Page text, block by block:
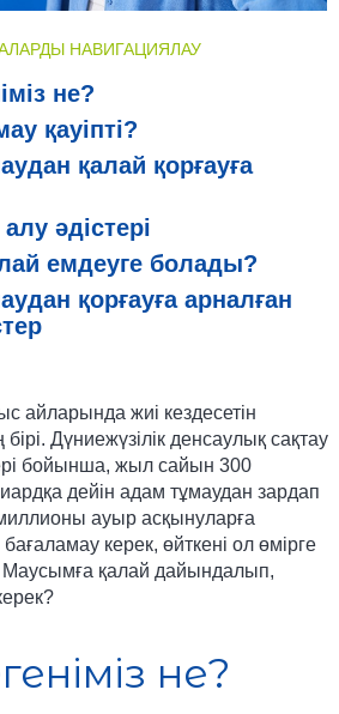
айларында жиі кездесетін
Дүниежүзілік денсаулық сақтау
бойынша, жыл сайын 300
дейін адам тұмаудан зардап
ауыр асқынуларға
керек, өйткені ол өмірге
Маусымға қалай дайындалып,
не?
НАВИГАЦИЯЛАУ
не?
қауіпті?
қалай қорғауға
әдістері
емдеуге болады?
қорғауға арналған